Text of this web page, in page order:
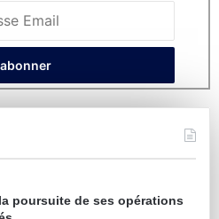
poursuite de ses opérations